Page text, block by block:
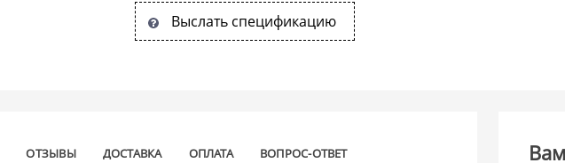
Выслать спецификацию
ОТЗЫВЫ ДОСТАВКА ОПЛАТА ВОПРОС-ОТВЕТ